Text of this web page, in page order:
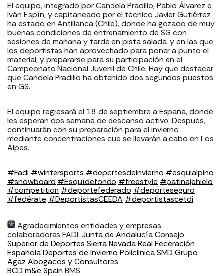
El equipo, integrado por Candela Pradillo, Pablo Álvarez e
Iván Espín, y capitaneado por el técnico Javier Gutiérrez
ha estado en Antillanca (Chile), donde ha gozado de muy
buenas condiciones de entrenamiento de SG con
sesiones de mañana y tarde en pista salada, y en las que
los deportistas han aprovechado para poner a punto el
material, y prepararse para su participación en el
Campeonato Nacional Juvenil de Chile. Hay que destacar
que Candela Pradillo ha obtenido dos segundos puestos
en GS.
El equipo regresará el 18 de septiembre a España, donde
les esperan dos semana de descanso activo. Después,
continuarán con su preparación para el invierno
mediante concentraciones que se llevarán a cabo en Los
Alpes.
#Fadi #wintersports #deportesdeinvierno #esquialpino
#snowboard #Esquídefondo #freestyle #patinajehielo
#competition #deportefederado #deporteseguro
#fedérate #DeportistasCEEDA #deportistascetdi
Agradecimientos entidades y empresas
colaboradoras FADI: Junta de AndalucíaConsejo
Superior de Deportes Sierra NevadaReal Federación
Española Deportes de Invierno Policlinica SMD Grupo
Agaz Abogados y Consultores
BCD m&e Spain BMS